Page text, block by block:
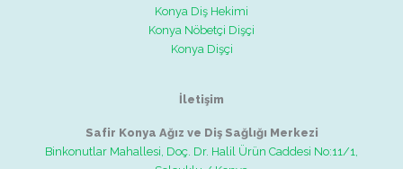
Konya Diş Hekimi
Konya Nöbetçi Dişçi
Konya Dişçi
İletişim
Safir Konya Ağız ve Diş Sağlığı Merkezi
Binkonutlar Mahallesi, Doç. Dr. Halil Ürün Caddesi No:11/1,